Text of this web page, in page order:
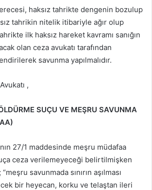
haksız tahrikte dengenin bozulup
tahrikin nitelik itibariyle ağır olup
ilk haksız hareket kavramı sanığın
olan ceza avukatı tarafından
savunma yapılmalıdır.
,
SUÇU VE MEŞRU SAVUNMA
nın 27/1 maddesinde meşru müdafaa
ceza verilemeyeceği belirtilmişken
savunmada sınırın aşılması
bir heyecan, korku ve telaştan ileri